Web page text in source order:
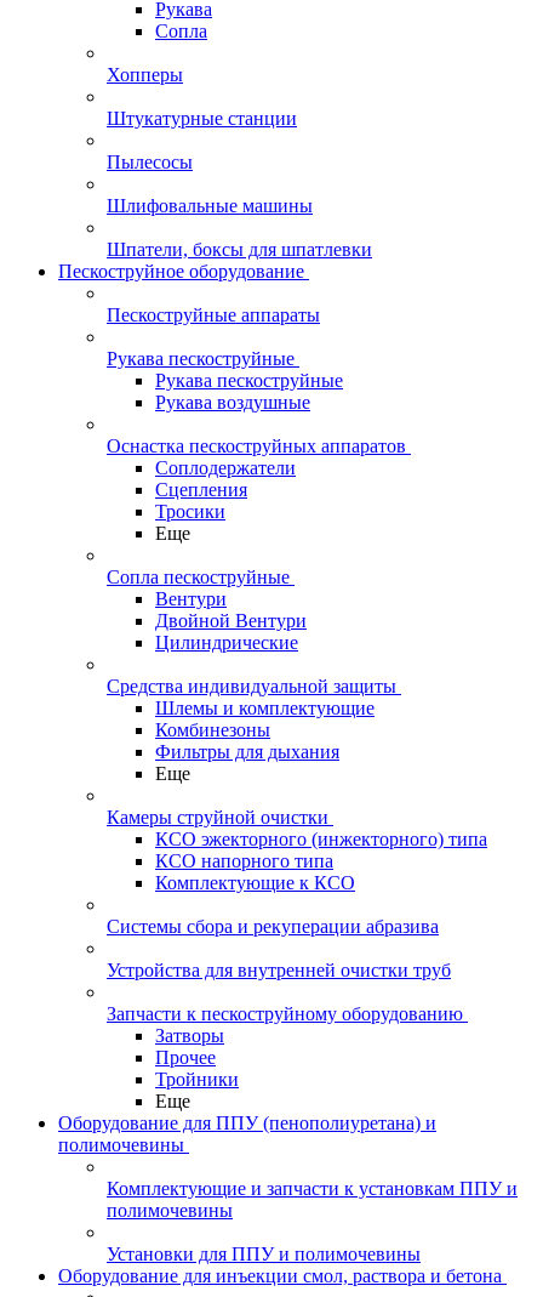
Рукава
Сопла
Хопперы
Штукатурные станции
Пылесосы
Шлифовальные машины
Шпатели, боксы для шпатлевки
Пескоструйное оборудование
Пескоструйные аппараты
Рукава пескоструйные
Рукава пескоструйные
Рукава воздушные
Оснастка пескоструйных аппаратов
Соплодержатели
Сцепления
Тросики
Еще
Сопла пескоструйные
Вентури
Двойной Вентури
Цилиндрические
Средства индивидуальной защиты
Шлемы и комплектующие
Комбинезоны
Фильтры для дыхания
Еще
Камеры струйной очистки
КСО эжекторного (инжекторного) типа
КСО напорного типа
Комплектующие к КСО
Системы сбора и рекуперации абразива
Устройства для внутренней очистки труб
Запчасти к пескоструйному оборудованию
Затворы
Прочее
Тройники
Еще
Оборудование для ППУ (пенополиуретана) и
полимочевины
Комплектующие и запчасти к установкам ППУ и
полимочевины
Установки для ППУ и полимочевины
Оборудование для инъекции смол, раствора и бетона